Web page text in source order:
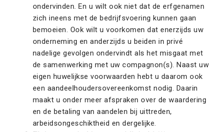
ondervinden. En u wilt ook niet dat de erfgenamen
zich ineens met de bedrijfsvoering kunnen gaan
bemoeien. Ook wilt u voorkomen dat enerzijds uw
onderneming en anderzijds u beiden in privé
nadelige gevolgen ondervindt als het misgaat met
de samenwerking met uw compagnon(s). Naast uw
eigen huwelijkse voorwaarden hebt u daarom ook
een aandeelhoudersovereenkomst nodig. Daarin
maakt u onder meer afspraken over de waardering
en de betaling van aandelen bij uittreden,
arbeidsongeschiktheid en dergelijke.